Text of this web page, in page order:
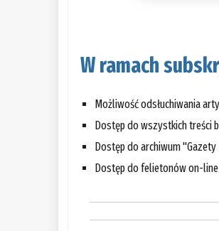
W ramach
Możliwość odsłuchiwania
Dostęp do wszystkich treści
Dostęp do archiwum
Dostęp do felietonów on-line